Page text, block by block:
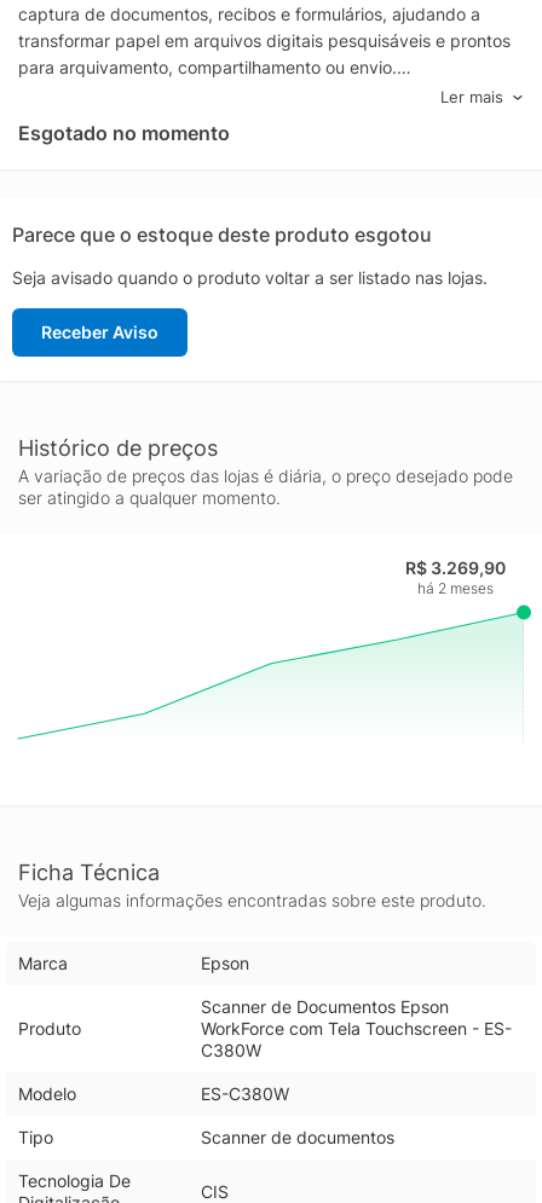
captura de documentos, recibos e formulários, ajudando a
transformar papel em arquivos digitais pesquisáveis e prontos
para arquivamento, compartilhamento ou envio.
Projetado para produtividade, o Epson WorkForce ES-C380W
oferece digitalização frente e verso automática e alimentação
confiável para lidar com volumes diários com mais fluidez. A
digitalização com poucos toques, reduzindo etapas e
A conectividade sem fio amplia a flexibilidade do scanner,
permitindo integrar o ES-C380W a diferentes ambientes de
trabalho e fluxos digitais. Ele é indicado para quem busca uma
solução eficiente para digitalizar diretamente para pastas, e-
Epson na linha WorkForce.
Ler mais
Esgotado no momento
Parece que o estoque deste produto esgotou
Seja avisado quando o produto voltar a ser listado nas lojas.
Receber Aviso
Histórico de preços
A variação de preços das lojas é diária, o preço desejado pode
ser atingido a qualquer momento.
R$ 3.269,90
há 2 meses
Ficha Técnica
Veja algumas informações encontradas sobre este produto.
Marca Epson
Produto
Scanner de Documentos Epson
WorkForce com Tela Touchscreen - ES-
C380W
Modelo ES-C380W
Tipo Scanner de documentos
Tecnologia De
CIS